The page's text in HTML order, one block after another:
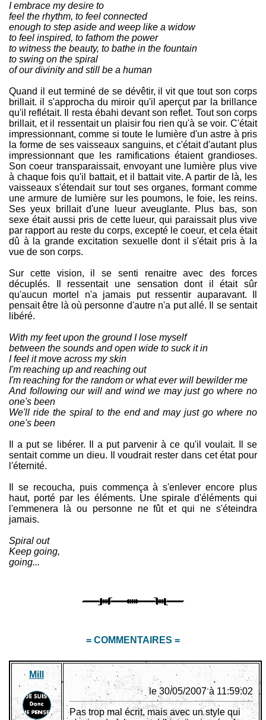
I embrace my desire to
feel the rhythm, to feel connected
enough to step aside and weep like a widow
to feel inspired, to fathom the power
to witness the beauty, to bathe in the fountain
to swing on the spiral
of our divinity and still be a human
Quand il eut terminé de se dévêtir, il vit que tout son corps
brillait. il s'approcha du miroir qu'il aperçut par la brillance
qu'il reflétait. Il resta ébahi devant son reflet. Tout son corps
brillait, et il ressentait un plaisir fou rien qu'à se voir. C'était
impressionnant, comme si toute le lumière d'un astre à pris
la forme de ses vaisseaux sanguins, et c'était d'autant plus
impressionnant que les ramifications étaient grandioses.
Son coeur transparaissait, envoyant une lumière plus vive
à chaque fois qu'il battait, et il battait vite. A partir de là, les
vaisseaux s'étendait sur tout ses organes, formant comme
une armure de lumière sur les poumons, le foie, les reins.
Ses yeux brillait d'une lueur aveuglante. Plus bas, son
sexe était aussi pris de cette lueur, qui paraissait plus vive
par rapport au reste du corps, excepté le coeur, et cela était
dû à la grande excitation sexuelle dont il s'était pris à la
vue de son corps.
Sur cette vision, il se senti renaitre avec des forces
décuplés. Il ressentait une sensation dont il était sûr
qu'aucun mortel n'a jamais put ressentir auparavant. Il
pensait être là où personne d'autre n'a put allé. Il se sentait
libéré.
With my feet upon the ground I lose myself
between the sounds and open wide to suck it in
I feel it move across my skin
I'm reaching up and reaching out
I'm reaching for the random or what ever will bewilder me
And following our will and wind we may just go where no
one's been
We'll ride the spiral to the end and may just go where no
one's been
Il a put se libérer. Il a put parvenir à ce qu'il voulait. Il se
sentait comme un dieu. Il voudrait rester dans cet état pour
l'éternité.
Il se recoucha, puis commença à s'enlever encore plus
haut, porté par les éléments. Une spirale d'éléments qui
l'emmenera là ou personne ne fût et qui ne s'éteindra
jamais.
Spiral out
Keep going,
going...
= COMMENTAIRES =
Mill
le 30/05/2007 à 11:59:02
Pas trop mal écrit, mais avec un style qui